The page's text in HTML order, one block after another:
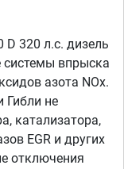
320 л.с. дизель
системы впрыска
азота NOx.
Гибли не
катализатора,
EGR и других
отключения